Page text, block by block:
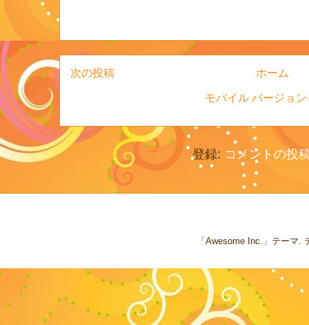
次の投稿 ホーム
モバイル バージョ
登録: コメントの投
「Awesome Inc.」テーマ.